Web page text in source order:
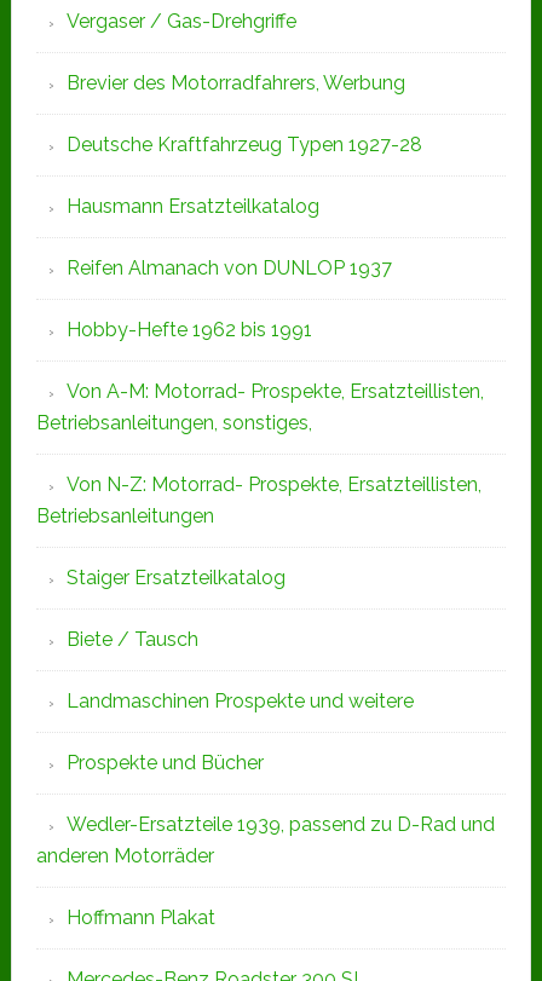
Vergaser / Gas-Drehgriffe
Brevier des Motorradfahrers, Werbung
Deutsche Kraftfahrzeug Typen 1927-28
Hausmann Ersatzteilkatalog
Reifen Almanach von DUNLOP 1937
Hobby-Hefte 1962 bis 1991
Von A-M: Motorrad- Prospekte, Ersatzteillisten,
Betriebsanleitungen, sonstiges,
Von N-Z: Motorrad- Prospekte, Ersatzteillisten,
Betriebsanleitungen
Staiger Ersatzteilkatalog
Biete / Tausch
Landmaschinen Prospekte und weitere
Prospekte und Bücher
Wedler-Ersatzteile 1939, passend zu D-Rad und
anderen Motorräder
Hoffmann Plakat